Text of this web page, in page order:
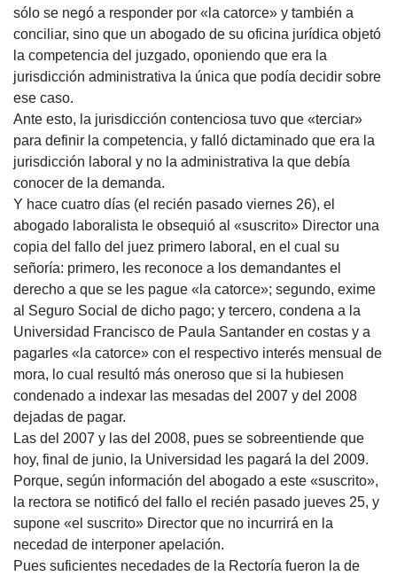
sólo se negó a responder por «la catorce» y también a
conciliar, sino que un abogado de su oficina jurídica objetó
la competencia del juzgado, oponiendo que era la
jurisdicción administrativa la única que podía decidir sobre
ese caso.
Ante esto, la jurisdicción contenciosa tuvo que «terciar»
para definir la competencia, y falló dictaminado que era la
jurisdicción laboral y no la administrativa la que debía
conocer de la demanda.
Y hace cuatro días (el recién pasado viernes 26), el
abogado laboralista le obsequió al «suscrito» Director una
copia del fallo del juez primero laboral, en el cual su
señoría: primero, les reconoce a los demandantes el
derecho a que se les pague «la catorce»; segundo, exime
al Seguro Social de dicho pago; y tercero, condena a la
Universidad Francisco de Paula Santander en costas y a
pagarles «la catorce» con el respectivo interés mensual de
mora, lo cual resultó más oneroso que si la hubiesen
condenado a indexar las mesadas del 2007 y del 2008
dejadas de pagar.
Las del 2007 y las del 2008, pues se sobreentiende que
hoy, final de junio, la Universidad les pagará la del 2009.
Porque, según información del abogado a este «suscrito»,
la rectora se notificó del fallo el recién pasado jueves 25, y
supone «el suscrito» Director que no incurrirá en la
necedad de interponer apelación.
Pues suficientes necedades de la Rectoría fueron la de